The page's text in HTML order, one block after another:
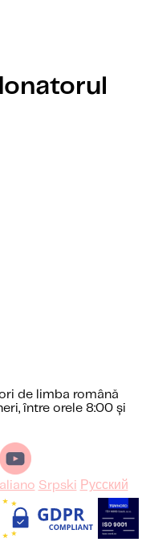
de limba română
între orele 8:00 și
Srpski Русский